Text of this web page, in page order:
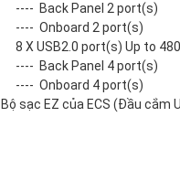
---- Back Panel 2 port(s)
---- Onboard 2 port(s)
8 X USB2.0 port(s) Up to
---- Back Panel 4 port(s)
---- Onboard 4 port(s)
Bộ sạc EZ của ECS (Đầu cắm